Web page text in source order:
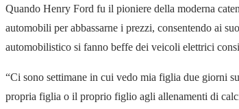
Quando Henry Ford fu il pioniere della moderna
automobili per abbassarne i prezzi, consentendo ai
automobilistico si fanno beffe dei veicoli elettrici
“Ci sono settimane in cui vedo mia figlia due giorni
propria figlia o il proprio figlio agli allenamenti di